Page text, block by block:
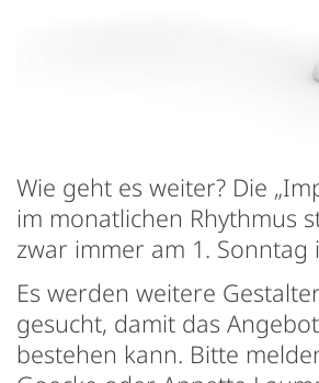
Wie geht es weiter? Die
im monatlichen Rhythmus
zwar immer am 1. Sonntag
Es werden weitere
gesucht, damit das
bestehen kann. Bitte